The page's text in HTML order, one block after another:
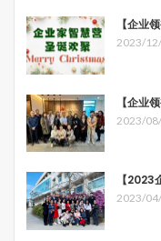
Interfor Corporation
联邦政府主要负责海
油）等议题，但具体
管得严，有的省管得
如2004年以前，卑诗
级，森林采伐应该留
米，都规定的非常明
理权下方给企业和注
的，缓冲区域是10米
【企业
2023/
【企业
2023/
【2023
2023/